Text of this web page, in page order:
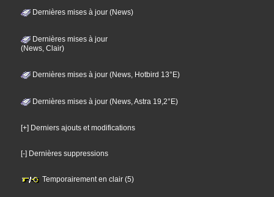
Dernières mises à jour (News)
Dernières mises à jour
(News, Clair)
Dernières mises à jour (News, Hotbird 13°E)
Dernières mises à jour (News, Astra 19,2°E)
[+] Derniers ajouts et modifications
[-] Dernières suppressions
Temporairement en clair (5)